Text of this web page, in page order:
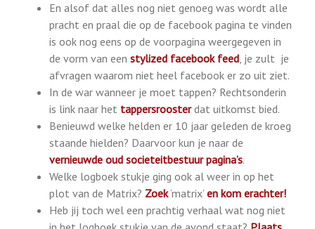
En alsof dat alles nog niet genoeg was wordt alle
pracht en praal die op de facebook pagina te vinden
is ook nog eens op de voorpagina weergegeven in
de vorm van een stylized facebook feed, je zult je
afvragen waarom niet heel facebook er zo uit ziet.
In de war wanneer je moet tappen? Rechtsonderin
is link naar het tappersrooster dat uitkomst bied.
Benieuwd welke helden er 10 jaar geleden de kroeg
staande hielden? Daarvoor kun je naar de
vernieuwde oud societeitbestuur pagina’s.
Welke logboek stukje ging ook al weer in op het
plot van de Matrix? Zoek ‘matrix’ en kom erachter!
Heb jij toch wel een prachtig verhaal wat nog niet